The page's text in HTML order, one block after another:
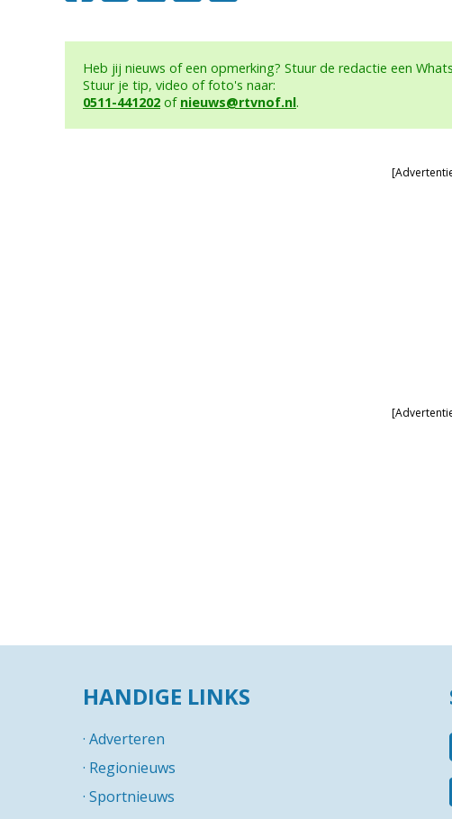
Heb jij nieuws of een opmerking? Stuur de redactie een
Stuur je tip, video of foto's naar:
0511-441202 of nieuws@rtvnof.nl.
HANDIGE LINKS
· Adverteren
· Regionieuws
· Sportnieuws